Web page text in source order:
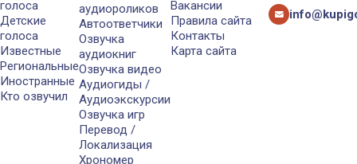
голоса
Детские
голоса
Известные
Региональные
Иностранные
Кто озвучил
аудиороликов
Автоответчики
Озвучка
аудиокниг
Озвучка видео
Аудиогиды /
Аудиоэкскурсии
Озвучка игр
Перевод /
Локализация
Хрономер
Вакансии
Правила сайта
Контакты
Карта сайта